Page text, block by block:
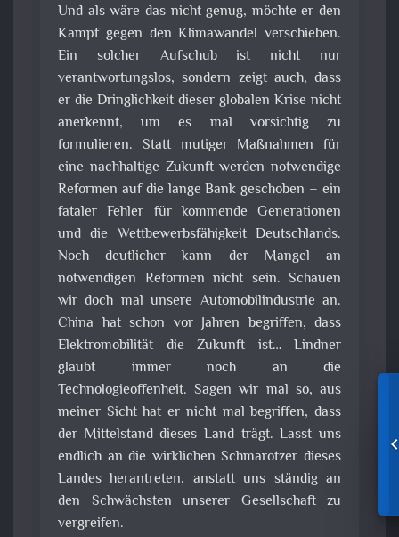
Und als wäre das nicht genug, möchte er den
Kampf gegen den Klimawandel verschieben.
Ein solcher Aufschub ist nicht nur
verantwortungslos, sondern zeigt auch, dass
er die Dringlichkeit dieser globalen Krise nicht
anerkennt, um es mal vorsichtig zu
formulieren. Statt mutiger Maßnahmen für
eine nachhaltige Zukunft werden notwendige
Reformen auf die lange Bank geschoben – ein
fataler Fehler für kommende Generationen
und die Wettbewerbsfähigkeit Deutschlands.
Noch deutlicher kann der Mangel an
notwendigen Reformen nicht sein. Schauen
wir doch mal unsere Automobilindustrie an.
China hat schon vor Jahren begriffen, dass
Elektromobilität die Zukunft ist… Lindner
glaubt immer noch an die
Technologieoffenheit. Sagen wir mal so, aus
meiner Sicht hat er nicht mal begriffen, dass
der Mittelstand dieses Land trägt. Lasst uns
endlich an die wirklichen Schmarotzer dieses
Landes herantreten, anstatt uns ständig an
den Schwächsten unserer Gesellschaft zu
vergreifen.